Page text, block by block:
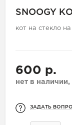
SNOOGY
кот на стекло
600 р.
нет в
ЗАДАТЬ